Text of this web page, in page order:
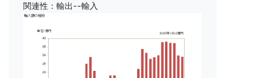
関連性：輸出--輸入